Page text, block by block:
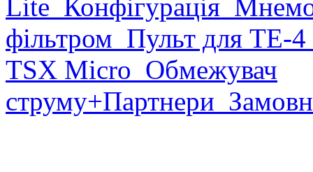
Lite Конфігурація
фільтром Пульт для ТЕ-4
TSX Micro Обмежувач
струму+Партнери